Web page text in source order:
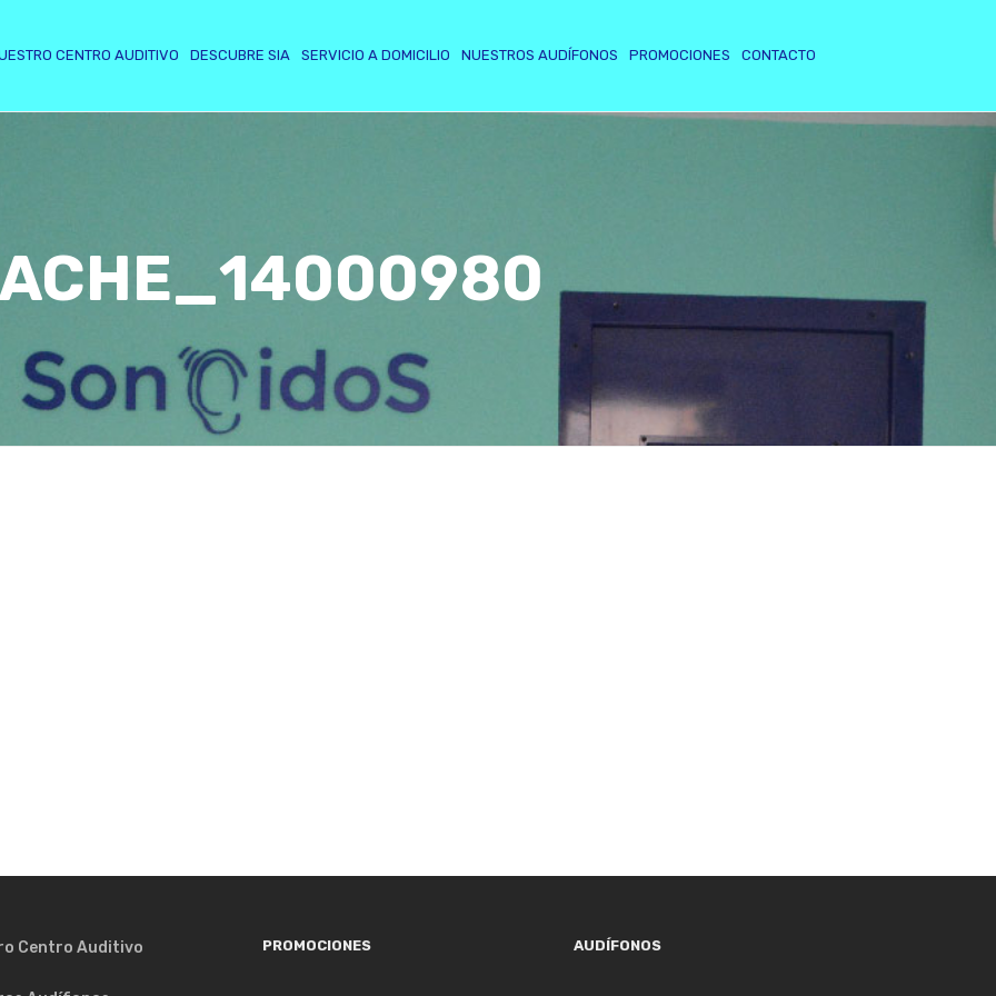
CENTRO AUDITIVO DESCUBRE SIA SERVICIO A DOMICILIO NUESTROS AUDÍFONOS PROMOCIONES CONTACTO
Centro Auditivo PROMOCIONES AUDÍFONOS